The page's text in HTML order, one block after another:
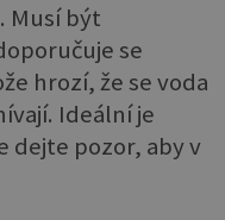
Musí být
se
hrozí, že se voda
Ideální je
dejte pozor, aby v